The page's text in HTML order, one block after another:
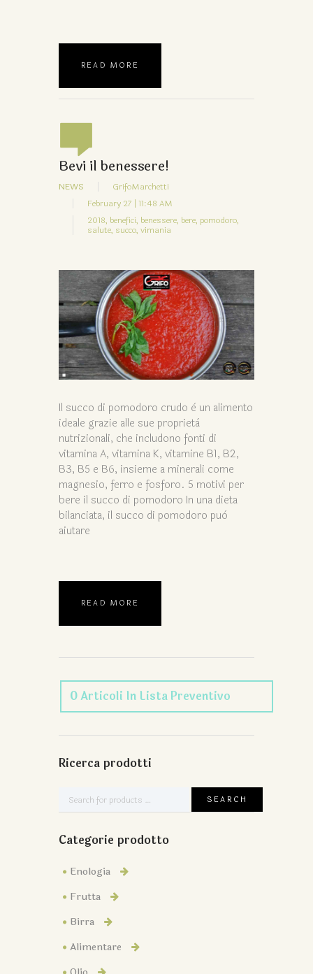
READ MORE
Bevi il benessere!
NEWS
GrifoMarchetti
February 27 | 11:48 AM
2018, benefici, benessere, bere, pomodoro,
salute, succo, vimania
Il succo di pomodoro crudo è un alimento
ideale grazie alle sue proprietà
nutrizionali, che includono fonti di
vitamina A, vitamina K, vitamine B1, B2,
B3, B5 e B6, insieme a minerali come
magnesio, ferro e fosforo. 5 motivi per
bere il succo di pomodoro In una dieta
bilanciata, il succo di pomodoro può
aiutare
READ MORE
0Articoli In Lista Preventivo
Ricerca prodotti
Categorie prodotto
Enologia
Frutta
Birra
Alimentare